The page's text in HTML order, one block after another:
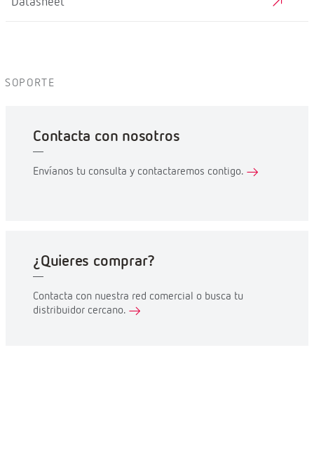
SOPORTE
Contacta con nosotros
Envíanos tu consulta y contactaremos contigo.
¿Quieres comprar?
Contacta con nuestra red comercial o busca tu
distribuidor cercano.